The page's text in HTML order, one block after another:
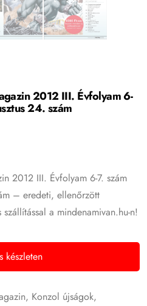
2012 III. Évfolyam 6-
24. szám
2012 III. Évfolyam 6-7. szám
– eredeti, ellenőrzött
a mindenamivan.hu-n!
készleten
, Konzol újságok,